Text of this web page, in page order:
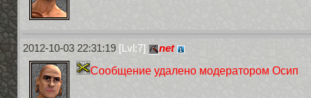
2012-10-03 22:31:19[Lvl:7]
net
Сообщение удалено модератором Осип